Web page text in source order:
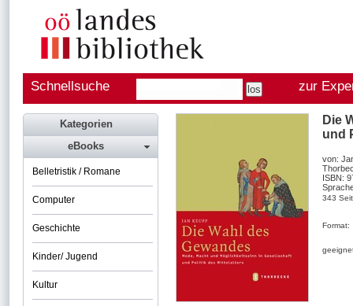
Schnellsuche zur
Die
und
von:
ISBN:
343
Format:
Kategorien
eBooks
Belletristik / Romane
Computer
Geschichte
Kinder/ Jugend
Kultur